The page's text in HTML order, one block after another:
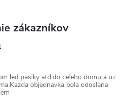
zákazníkov
led pasiky atd.do celeho domu a uz
objednavka bola odoslana